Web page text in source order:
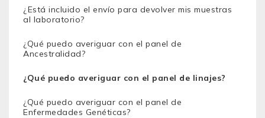
¿Está incluido el envío para devolver mis muestras
al laboratorio?
¿Qué puedo averiguar con el panel de
Ancestralidad?
¿Qué puedo averiguar con el panel de linajes?
¿Qué puedo averiguar con el panel de
Enfermedades Genéticas?